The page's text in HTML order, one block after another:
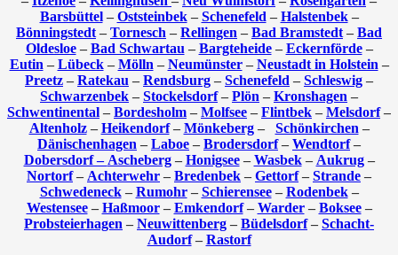
Barsbüttel– Oststeinbek– Schenefeld – Halstenbek–
Bönningstedt – Tornesch – Rellingen – Bad Bramstedt – Bad
Oldesloe– Bad Schwartau – Bargteheide– Eckernförde–
Eutin – Lübeck– Mölln – Neumünster– Neustadt in Holstein –
Preetz – Ratekau – Rendsburg – Schenefeld – Schleswig –
Schwarzenbek – Stockelsdorf– Plön – Kronshagen –
Schwentinental – Bordesholm – Molfsee – Flintbek – Melsdorf–
Altenholz– Heikendorf– Mönkeberg– Schönkirchen –
Dänischenhagen – Laboe – Brodersdorf– Wendtorf–
Dobersdorf – Ascheberg– Honigsee– Wasbek– Aukrug–
Nortorf– Achterwehr – Bredenbek – Gettorf– Strande –
Schwedeneck– Rumohr– Schierensee– Rodenbek–
Westensee– Haßmoor– Emkendorf– Warder– Boksee–
Probsteierhagen – Neuwittenberg – Büdelsdorf– Schacht-
Audorf– Rastorf